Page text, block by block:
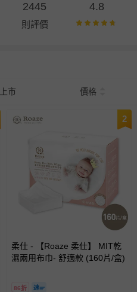
2445
則評價
4.8
市 價格
2
柔仕 - 【Roaze 柔仕】 MIT乾
濕兩用布巾- 舒適款 (160片/盒)
86折